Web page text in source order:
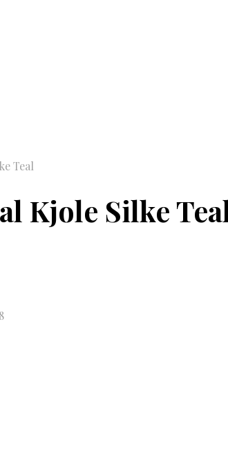
Teal
Kjole Silke